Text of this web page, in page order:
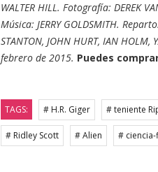
WALTER HILL. Fotografía: DEREK
Música: JERRY GOLDSMITH.
STANTON, JOHN HURT, IAN HOLM,
febrero de 2015. Puedes
TAGS: # H.R. Giger # teniente
# Ridley Scott # Alien #